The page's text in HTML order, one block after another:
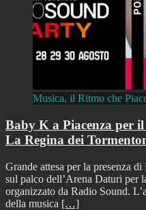
Musica, il Ritmo che
Baby K a Piacenza per
La Regina dei
Grande attesa per la presenza
sul palco dell’Arena Daturi per
organizzato da Radio Sound.
della musica […]